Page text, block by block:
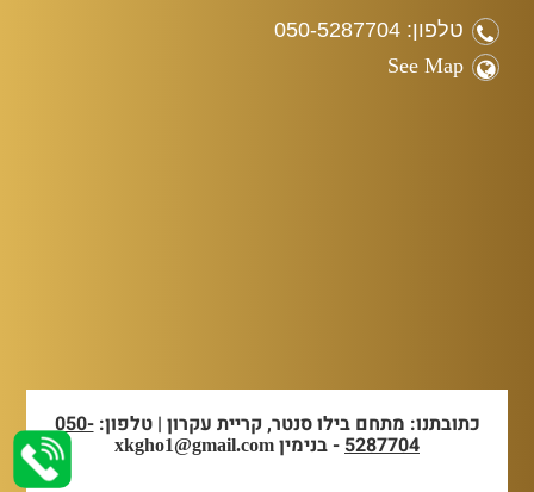
טלפון: 050-5287704
See Map
כתובתנו: מתחם בילו סנטר, קריית עקרון | טלפון:050-
5287704- בנימין xkgho1@gmail.com